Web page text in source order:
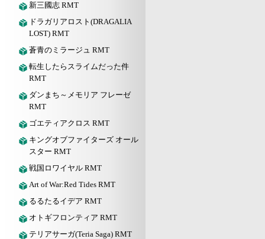
新三國志 RMT
ドラガリアロスト(DRAGALIA
LOST) RMT
蒼青のミラージュ RMT
転生したらスライムだった件
RMT
ダンまち～メモリア フレーゼ
RMT
ゴエティアクロス RMT
キングオブファイターズ オール
スター RMT
戦国ロワイヤル RMT
Art of War:Red Tides RMT
るるたるイデア RMT
オトギフロンティア RMT
テリアサーガ(Teria Saga) RMT